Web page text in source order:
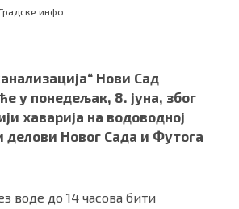
инфо
r
Нови Сад
у понедељак, 8. јуна, због
хаварија на водоводној
Новог Сада и Футога
воде до 14 часова бити